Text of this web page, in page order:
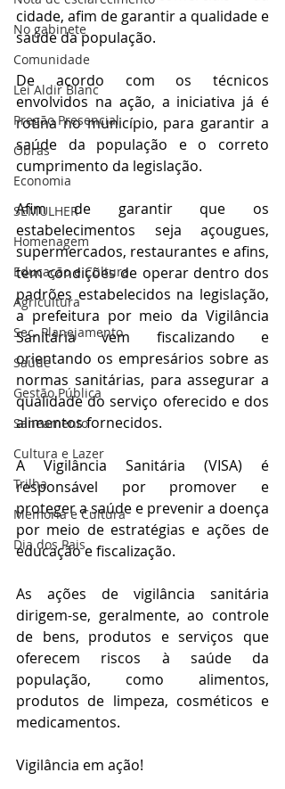
No gabinete
Comunidade
Lei Aldir Blanc
Pregão Presencial
Obras
Economia
SEMULHER
Homenagem
Educação e Cultura
Agricultura
Sec. Planejamento
Saúde
Gestão Pública
Saneamento
Cultura e Lazer
Trilha
Memória e Cultura
Dia dos Pais
cidade, afim de garantir a qualidade e
saúde da população.
De acordo com os técnicos
envolvidos na ação, a iniciativa já é
rotina no município, para garantir a
saúde da população e o correto
cumprimento da legislação.
Afim de garantir que os
estabelecimentos seja açougues,
supermercados, restaurantes e afins,
tem condições de operar dentro dos
padrões estabelecidos na legislação,
a prefeitura por meio da Vigilância
Sanitária vem fiscalizando e
orientando os empresários sobre as
normas sanitárias, para assegurar a
qualidade do serviço oferecido e dos
alimentos fornecidos.
A Vigilância Sanitária (VISA) é
responsável por promover e
proteger a saúde e prevenir a doença
por meio de estratégias e ações de
educação e fiscalização.
As ações de vigilância sanitária
dirigem-se, geralmente, ao controle
de bens, produtos e serviços que
oferecem riscos à saúde da
população, como alimentos,
produtos de limpeza, cosméticos e
medicamentos.
Vigilância em ação!